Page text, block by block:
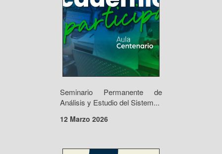
Seminario Permanente de
Análisis y Estudio del Sistem...
12 Marzo 2026